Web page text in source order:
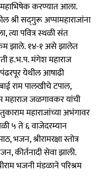
महाभिषेक करण्यात आला.
श्री सद्‌गुरू अप्पामहाराजांना
त्या पवित्र स्थळी संत
झाले. १४-१ असे झालेत
ह.भ.प. मंगेश महाराज
येथील आषाढी
राम पालखीचे टपाल,
महाराज जळगावकर यांची
महाराजांच्या अभंगावर
५ ते ६ वाजेदरम्यान
भजन, श्रीरामरक्षा स्तोत्र
कीर्तनादी सेवा झाली.
भजनी मंडळाने परिश्रम